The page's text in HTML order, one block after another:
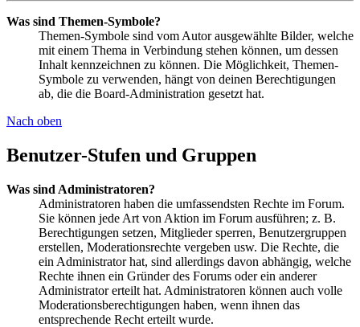
Was sind Themen-Symbole?
Themen-Symbole sind vom Autor ausgewählte Bilder, welche
mit einem Thema in Verbindung stehen können, um dessen
Inhalt kennzeichnen zu können. Die Möglichkeit, Themen-
Symbole zu verwenden, hängt von deinen Berechtigungen
ab, die die Board-Administration gesetzt hat.
Nach oben
Benutzer-Stufen und Gruppen
Was sind Administratoren?
Administratoren haben die umfassendsten Rechte im Forum.
Sie können jede Art von Aktion im Forum ausführen; z. B.
Berechtigungen setzen, Mitglieder sperren, Benutzergruppen
erstellen, Moderationsrechte vergeben usw. Die Rechte, die
ein Administrator hat, sind allerdings davon abhängig, welche
Rechte ihnen ein Gründer des Forums oder ein anderer
Administrator erteilt hat. Administratoren können auch volle
Moderationsberechtigungen haben, wenn ihnen das
entsprechende Recht erteilt wurde.